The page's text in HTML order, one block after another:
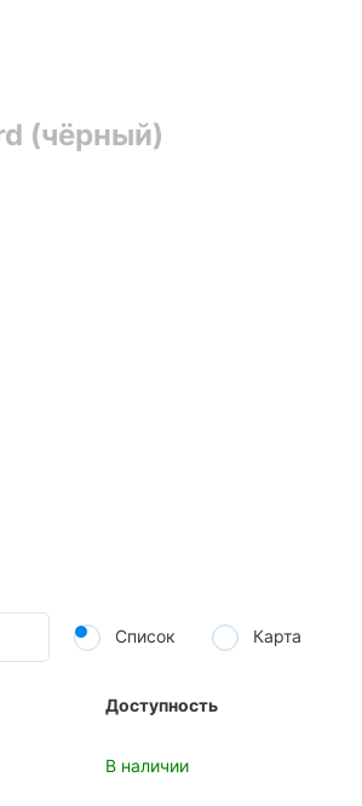
(чёрный)
Список Карта
Доступность
В наличии